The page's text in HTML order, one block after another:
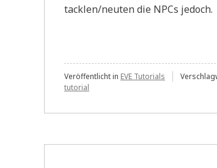
tacklen/neuten die NPCs jedoch.
Veröffentlicht in EVE Tutorials
tutorial